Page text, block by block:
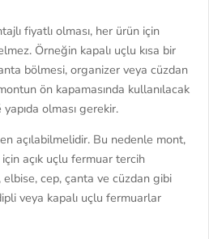
fiyatlı olması, her ürün için
Örneğin kapalı uçlu kısa bir
bölmesi, organizer veya cüzdan
ön kapamasında kullanılacak
olması gerekir.
açılabilmelidir. Bu nedenle mont,
açık uçlu fermuar tercih
cep, çanta ve cüzdan gibi
veya kapalı uçlu fermuarlar